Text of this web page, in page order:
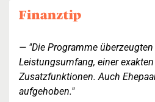
"Die Programme
Leistungsumfang, einer
Zusatzfunktionen. Auch
aufgehoben."